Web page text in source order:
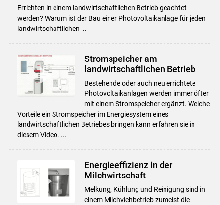
Errichten in einem landwirtschaftlichen Betrieb geachtet
werden? Warum ist der Bau einer Photovoltaikanlage für jeden
landwirtschaftlichen ...
Stromspeicher am
landwirtschaftlichen Betrieb
Bestehende oder auch neu errichtete
Photovoltaikanlagen werden immer öfter
mit einem Stromspeicher ergänzt. Welche
Vorteile ein Stromspeicher im Energiesystem eines
landwirtschaftlichen Betriebes bringen kann erfahren sie in
diesem Video. ...
Energieeffizienz in der
Milchwirtschaft
Melkung, Kühlung und Reinigung sind in
einem Milchviehbetrieb zumeist die